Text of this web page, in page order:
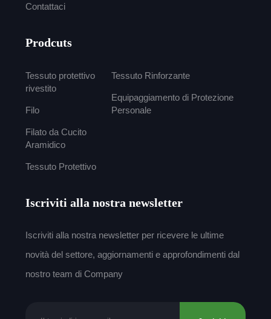
Contattaci
Prodcuts
Tessuto protettivo
rivestito
Filo
Filato da Cucito
Aramidico
Tessuto Protettivo
Tessuto Rinforzante
Equipaggiamento di Protezione
Personale
Iscriviti alla nostra newsletter
Iscriviti alla nostra newsletter per ricevere le ultime
novità del settore, aggiornamenti e approfondimenti dal
nostro team di Company